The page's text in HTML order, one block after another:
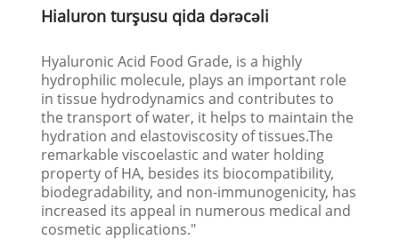
Hialuron turşusu qida dərəcəli
Hyaluronic Acid Food Grade, is a highly
hydrophilic molecule, plays an important role
in tissue hydrodynamics and contributes to
the transport of water, it helps to maintain the
hydration and elastoviscosity of tissues.The
remarkable viscoelastic and water holding
property of HA, besides its biocompatibility,
biodegradability, and non-immunogenicity, has
increased its appeal in numerous medical and
cosmetic applications."